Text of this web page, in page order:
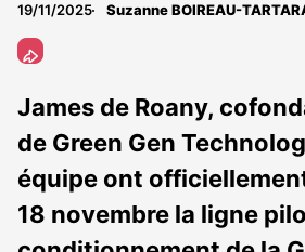
19/11/2025 Suzanne BOIREAU-
James de Roany,
de Green Gen
équipe ont
18 novembre la ligne